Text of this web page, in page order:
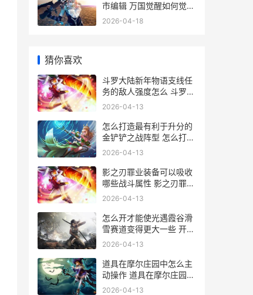
市编辑 万国觉醒如何觉醒
武将
2026-04-18
猜你喜欢
斗罗大陆新年物语支线任
务的敌人强度怎么 斗罗大
陆新春佳节活动攻略
2026-04-13
怎么打造最有利于升分的
金铲铲之战阵型 怎么打造
最有利的品牌
2026-04-13
影之刃罪业装备可以吸收
哪些战斗属性 影之刃罪业
装备怎么洗罪
2026-04-13
怎么开才能使光遇霞谷滑
雪赛道变得更大一些 开启
光控是什么意思
2026-04-13
道具在摩尔庄园中怎么主
动操作 道具在摩尔庄园哪
里买
2026-04-13